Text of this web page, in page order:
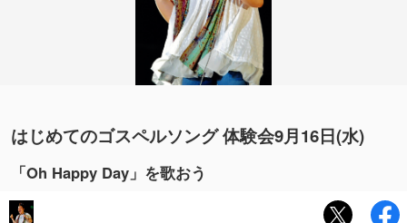
はじめてのゴスペルソング 体験会9月16日(水)
「Oh Happy Day」を歌おう